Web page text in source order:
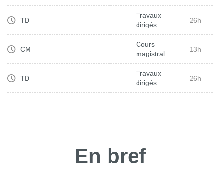
TD
Travaux
dirigés
26h
CM
Cours
magistral
13h
TD
Travaux
dirigés
26h
En bref